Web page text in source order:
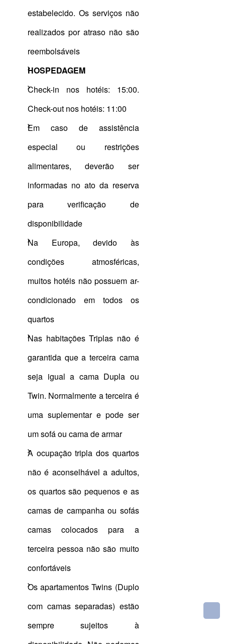
estabelecido. Os serviços não
realizados por atraso não são
reembolsáveis
HOSPEDAGEM
Check-in nos hotéis: 15:00.
Check-out nos hotéis: 11:00
Em caso de assistência
especial ou restrições
alimentares, deverão ser
informadas no ato da reserva
para verificação de
disponibilidade
Na Europa, devido às
condições atmosféricas,
muitos hotéis não possuem ar-
condicionado em todos os
quartos
Nas habitações Triplas não é
garantida que a terceira cama
seja igual a cama Dupla ou
Twin. Normalmente a terceira é
uma suplementar e pode ser
um sofá ou cama de armar
A ocupação tripla dos quartos
não é aconselhável a adultos,
os quartos são pequenos e as
camas de campanha ou sofás
camas colocados para a
terceira pessoa não são muito
confortáveis
Os apartamentos Twins (Duplo
com camas separadas) estão
sempre sujeitos à